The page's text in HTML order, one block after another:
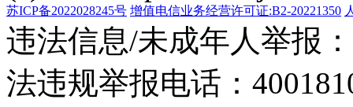
苏ICP备2022028245号 增值电信业务经营许可证:B2-20221350
违法信息/未成年人举报
法违规举报电话：